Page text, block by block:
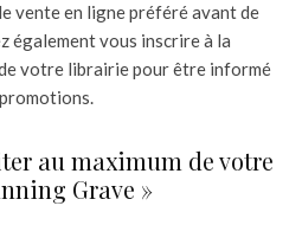
vente en ligne préféré avant de
également vous inscrire à la
votre librairie pour être informé
au maximum de votre
Grave »